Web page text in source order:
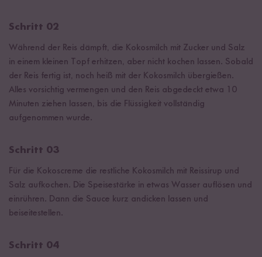
Schritt 02
Während der Reis dämpft, die Kokosmilch mit Zucker und Salz
in einem kleinen Topf erhitzen, aber nicht kochen lassen. Sobald
der Reis fertig ist, noch heiß mit der Kokosmilch übergießen.
Alles vorsichtig vermengen und den Reis abgedeckt etwa 10
Minuten ziehen lassen, bis die Flüssigkeit vollständig
aufgenommen wurde.
Schritt 03
Für die Kokoscreme die restliche Kokosmilch mit Reissirup und
Salz aufkochen. Die Speisestärke in etwas Wasser auflösen und
einrühren. Dann die Sauce kurz andicken lassen und
beiseitestellen.
Schritt 04